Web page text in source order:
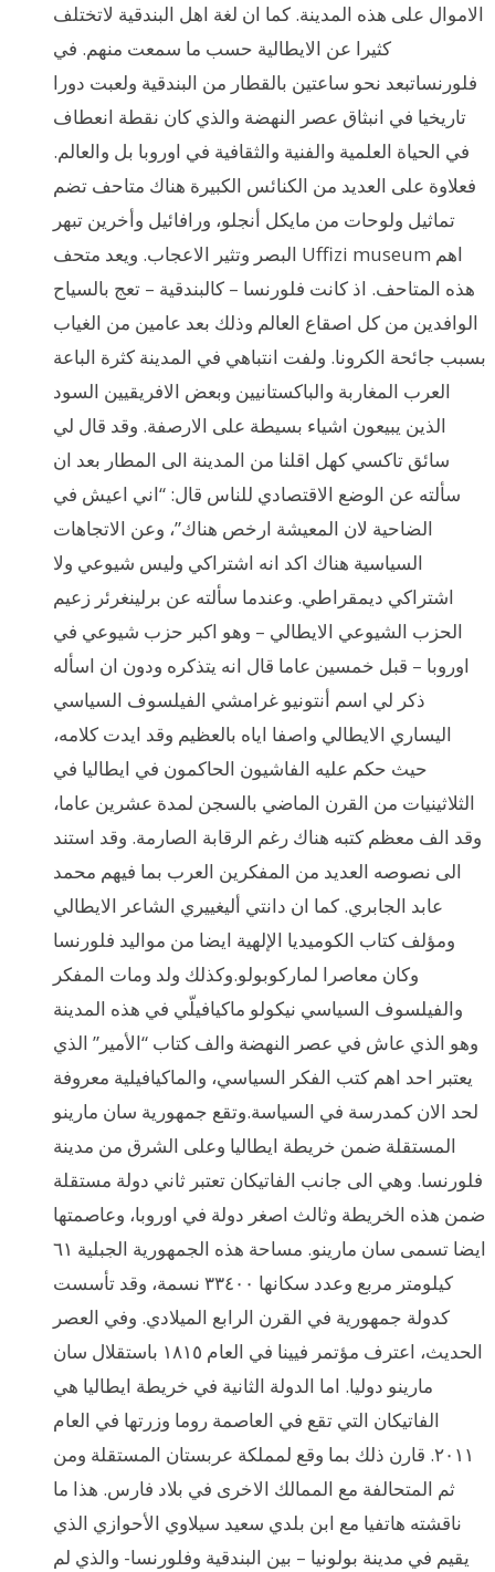
الاموال على هذه المدينة. كما ان لغة اهل البندقية لاتختلف
كثيرا عن الايطالية حسب ما سمعت منهم. في
فلورنساتبعد نحو ساعتين بالقطار من البندقية ولعبت دورا
تاريخيا في انبثاق عصر النهضة والذي كان نقطة انعطاف
في الحياة العلمية والفنية والثقافية في اوروبا بل والعالم.
فعلاوة على العديد من الكنائس الكبيرة هناك متاحف تضم
تماثيل ولوحات من مايكل أنجلو، ورافائيل وأخرين تبهر
البصر وتثير الاعجاب. ويعد متحف Uffizi museum اهم
هذه المتاحف. اذ كانت فلورنسا – كالبندقية – تعج بالسياح
الوافدين من كل اصقاع العالم وذلك بعد عامين من الغياب
بسبب جائحة الكرونا. ولفت انتباهي في المدينة كثرة الباعة
العرب المغاربة والباكستانيين وبعض الافريقيين السود
الذين يبيعون اشياء بسيطة على الارصفة. وقد قال لي
سائق تاكسي كهل اقلنا من المدينة الى المطار بعد ان
سألته عن الوضع الاقتصادي للناس قال: “اني اعيش في
الضاحية لان المعيشة ارخص هناك”، وعن الاتجاهات
السياسية هناك اكد انه اشتراكي وليس شيوعي ولا
اشتراكي ديمقراطي. وعندما سألته عن برلينغرئر زعيم
الحزب الشيوعي الايطالي – وهو اكبر حزب شيوعي في
اوروبا – قبل خمسين عاما قال انه يتذكره ودون ان اسأله
ذكر لي اسم أنتونيو غرامشي الفيلسوف السياسي
اليساري الايطالي واصفا اياه بالعظيم وقد ايدت كلامه،
حيث حكم عليه الفاشيون الحاكمون في ايطاليا في
الثلاثينيات من القرن الماضي بالسجن لمدة عشرين عاما،
وقد الف معظم كتبه هناك رغم الرقابة الصارمة. وقد استند
الى نصوصه العديد من المفكرين العرب بما فيهم محمد
عابد الجابري. كما ان دانتي أليغييري الشاعر الايطالي
ومؤلف كتاب الكوميديا الإلهية ايضا من مواليد فلورنسا
وكان معاصرا لماركوبولو.وكذلك ولد ومات المفكر
والفيلسوف السياسي نيكولو ماكيافيلّي في هذه المدينة
وهو الذي عاش في عصر النهضة والف كتاب “الأمير” الذي
يعتبر احد اهم كتب الفكر السياسي، والماكيافيلية معروفة
لحد الان كمدرسة في السياسة.وتقع جمهورية سان مارينو
المستقلة ضمن خريطة ايطاليا وعلى الشرق من مدينة
فلورنسا. وهي الى جانب الفاتيكان تعتبر ثاني دولة مستقلة
ضمن هذه الخريطة وثالث اصغر دولة في اوروبا، وعاصمتها
ايضا تسمى سان مارينو. مساحة هذه الجمهورية الجبلية ٦١
كيلومتر مربع وعدد سكانها ٣٣٤٠٠ نسمة، وقد تأسست
كدولة جمهورية في القرن الرابع الميلادي. وفي العصر
الحديث، اعترف مؤتمر فيينا في العام ١٨١٥ باستقلال سان
مارينو دوليا. اما الدولة الثانية في خريطة ايطاليا هي
الفاتيكان التي تقع في العاصمة روما وزرتها في العام
٢٠١١. قارن ذلك بما وقع لمملكة عربستان المستقلة ومن
ثم المتحالفة مع الممالك الاخرى في بلاد فارس. هذا ما
ناقشته هاتفيا مع ابن بلدي سعيد سيلاوي الأحوازي الذي
يقيم في مدينة بولونيا – بين البندقية وفلورنسا- والذي لم